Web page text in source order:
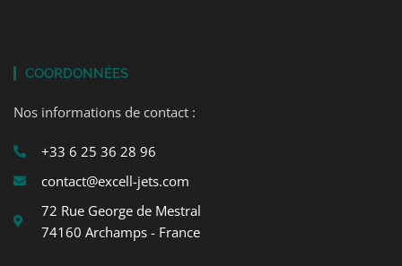
COORDONNÉES
Nos informations de contact :
+33 6 25 36 28 96
contact@excell-jets.com
72 Rue George de Mestral
74160 Archamps - France